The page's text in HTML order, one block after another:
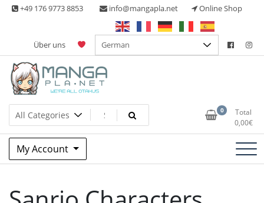
Skip +49 176 9773 8853 info@mangapla.net Online Shop
Über uns
Manga Planet
Split Part Online Shop 0
Total
0,00€
My Account